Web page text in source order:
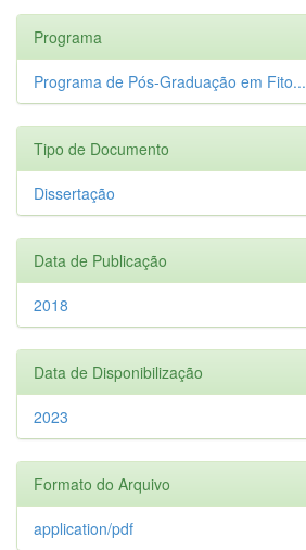
Programa
Programa de Pós-Graduação em Fito...
Tipo de Documento
Dissertação
Data de Publicação
2018
Data de Disponibilização
2023
Formato do Arquivo
application/pdf